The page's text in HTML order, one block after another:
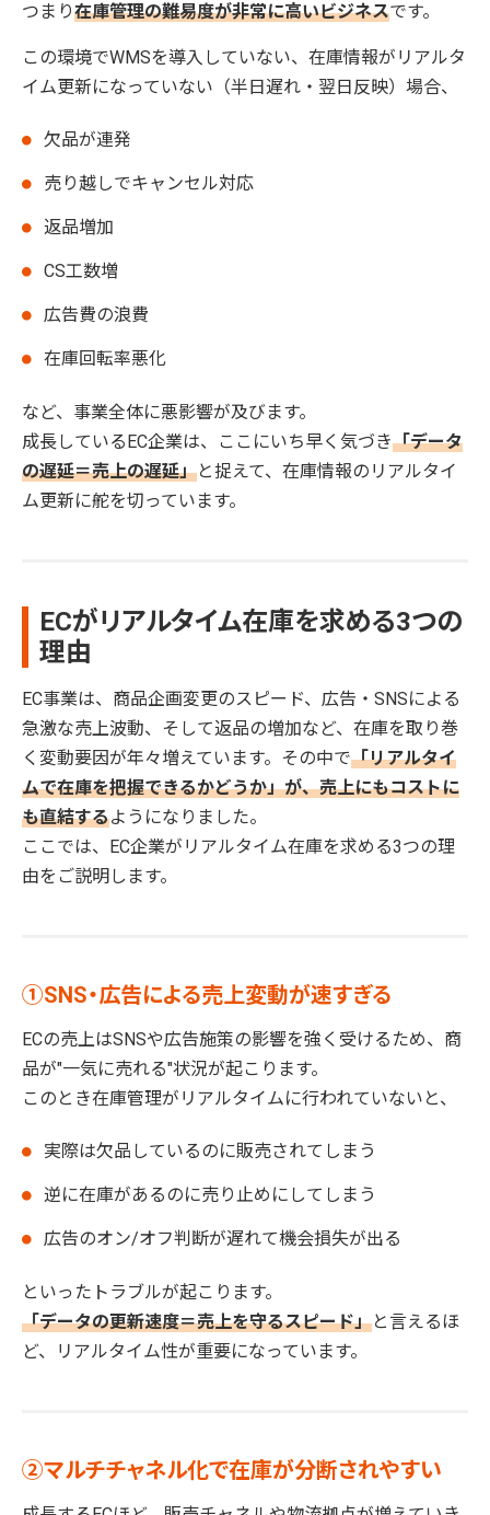
つまり在庫管理の難易度が非常に高いビジネスです。
この環境でWMSを導入していない、在庫情報がリアルタ
イム更新になっていない（半日遅れ・翌日反映）場合、
欠品が連発
売り越しでキャンセル対応
返品増加
CS工数増
広告費の浪費
在庫回転率悪化
など、事業全体に悪影響が及びます。
成長しているEC企業は、ここにいち早く気づき「データ
の遅延＝売上の遅延」と捉えて、在庫情報のリアルタイ
ム更新に舵を切っています。
ECがリアルタイム在庫を求める3つの
理由
EC事業は、商品企画変更のスピード、広告・SNSによる
急激な売上波動、そして返品の増加など、在庫を取り巻
く変動要因が年々増えています。その中で「リアルタイ
ムで在庫を把握できるかどうか」が、売上にもコストに
も直結するようになりました。
ここでは、EC企業がリアルタイム在庫を求める3つの理
由をご説明します。
①SNS・広告による売上変動が速すぎる
ECの売上はSNSや広告施策の影響を強く受けるため、商
品が"一気に売れる"状況が起こります。
このとき在庫管理がリアルタイムに行われていないと、
実際は欠品しているのに販売されてしまう
逆に在庫があるのに売り止めにしてしまう
広告のオン/オフ判断が遅れて機会損失が出る
といったトラブルが起こります。
「データの更新速度＝売上を守るスピード」と言えるほ
ど、リアルタイム性が重要になっています。
②マルチチャネル化で在庫が分断されやすい